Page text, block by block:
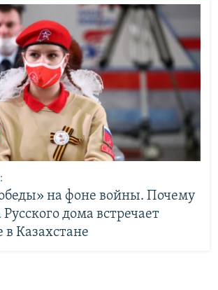
на фоне войны. Почему
дома встречает
Казахстане